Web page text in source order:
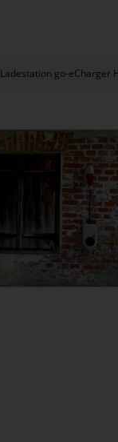
Ladestation go-eCharger